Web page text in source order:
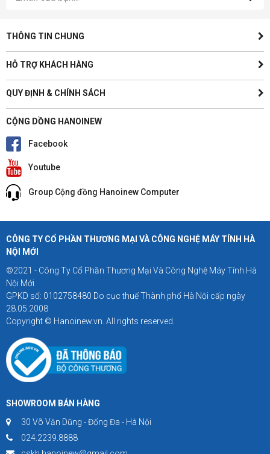
THÔNG TIN CHUNG
HỖ TRỢ KHÁCH HÀNG
QUY ĐỊNH & CHÍNH SÁCH
CỘNG DỒNG HANOINEW
Facebook
Youtube
Group Cộng đồng Hanoinew Computer
CÔNG TY CỔ PHẦN THƯƠNG MẠI VÀ CÔNG NGHỆ MÁY TÍNH HÀ
NỘI MỚI
©2021 - Công Ty Cổ Phần Thương Mại Và Công Nghệ Máy Tính Hà
Nội Mới
GPKD số: 0102758480 Do cục thuế Thành phố Hà Nội cấp ngày
28.05.2008
Copyright © Hanoinew.vn. All rights reserved.
SHOWROOM BÁN HÀNG
30 Võ Văn Dũng - Đống Đa - Hà Nội
024.2239.8888